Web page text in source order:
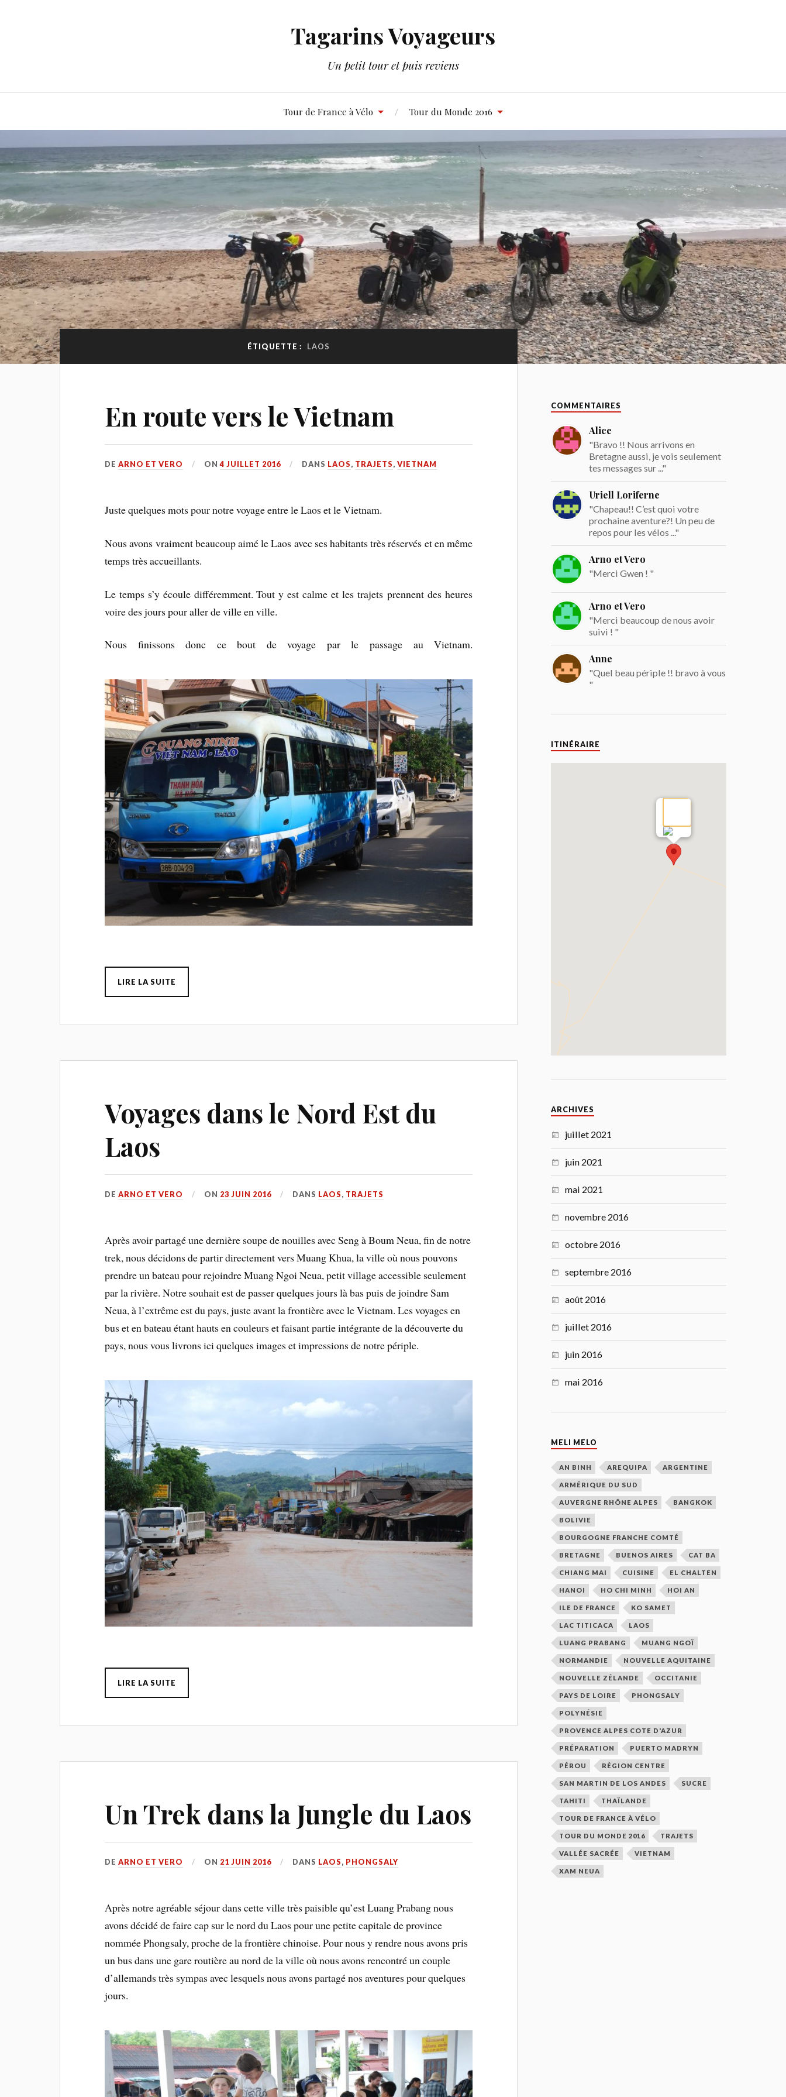
Tagarins Voyageurs
Un petit tour et puis reviens
Tour de France à Vélo Tour du Monde 2016
ÉTIQUETTE : LAOS
En route vers le Vietnam
DEARNO ET VERO ON4 JUILLET 2016 DANS LAOS, TRAJETS,VIETNAM
Juste quelques mots pour notre voyage entre le Laos et le Vietnam.
Nous avons vraiment beaucoup aimé le Laos avec ses habitants très réservés et en même
temps très accueillants.
Le temps s’y écoule différemment. Tout y est calme et les trajets prennent des heures
voire des jours pour aller de ville en ville.
Nous finissons donc ce bout de voyage par le passage au Vietnam.
LIRE LA SUITE
Voyages dans le Nord Est du
Laos
DEARNO ET VERO ON 23 JUIN 2016 DANS LAOS, TRAJETS
Après avoir partagé une dernière soupe de nouilles avec Seng à Boum Neua, fin de notre
trek, nous décidons de partir directement vers Muang Khua, la ville où nous pouvons
prendre un bateau pour rejoindre Muang Ngoi Neua, petit village accessible seulement
par la rivière. Notre souhait est de passer quelques jours là bas puis de joindre Sam
Neua, à l’extrême est du pays, juste avant la frontière avec le Vietnam. Les voyages en
bus et en bateau étant hauts en couleurs et faisant partie intégrante de la découverte du
pays, nous vous livrons ici quelques images et impressions de notre périple.
LIRE LA SUITE
Un Trek dans la Jungle du Laos
DEARNO ET VERO ON 21 JUIN 2016 DANS LAOS, PHONGSALY
Après notre agréable séjour dans cette ville très paisible qu’est Luang Prabang nous
avons décidé de faire cap sur le nord du Laos pour une petite capitale de province
nommée Phongsaly, proche de la frontière chinoise. Pour nous y rendre nous avons pris
un bus dans une gare routière au nord de la ville où nous avons rencontré un couple
d’allemands très sympas avec lesquels nous avons partagé nos aventures pour quelques
jours.
COMMENTAIRES
Alice
"Bravo !! Nous arrivons en
Bretagne aussi, je vois seulement
tes messages sur ..."
Uriell Loriferne
"Chapeau!! C’est quoi votre
prochaine aventure?! Un peu de
repos pour les vélos ..."
Arno et Vero
"Merci Gwen ! "
Arno et Vero
"Merci beaucoup de nous avoir
suivi ! "
Anne
"Quel beau périple !! bravo à vous
"
ITINÉRAIRE
ARCHIVES
juillet 2021
juin 2021
mai 2021
novembre 2016
octobre 2016
septembre 2016
août 2016
juillet 2016
juin 2016
mai 2016
MELI MELO
AN BINH AREQUIPA ARGENTINE
ARMÉRIQUE DU SUD
AUVERGNE RHÔNE ALPES BANGKOK
BOLIVIE
BOURGOGNE FRANCHE COMTÉ
BRETAGNE BUENOS AIRES CAT BA
CHIANG MAI CUISINE EL CHALTEN
HANOI HO CHI MINH HOI AN
ILE DE FRANCE KO SAMET
LAC TITICACA LAOS
LUANG PRABANG MUANG NGOÏ
NORMANDIE NOUVELLE AQUITAINE
NOUVELLE ZÉLANDE OCCITANIE
PAYS DE LOIRE PHONGSALY
POLYNÉSIE
PROVENCE ALPES COTE D'AZUR
PRÉPARATION PUERTO MADRYN
PÉROU RÉGION CENTRE
SAN MARTIN DE LOS ANDES SUCRE
TAHITI THAÏLANDE
TOUR DE FRANCE À VÉLO
TOUR DU MONDE 2016 TRAJETS
VALLÉE SACRÉE VIETNAM
XAM NEUA